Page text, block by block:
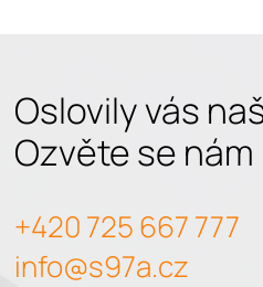
Oslovily vás
Ozvěte se nám
+420 725 667 777
info@s97a.cz